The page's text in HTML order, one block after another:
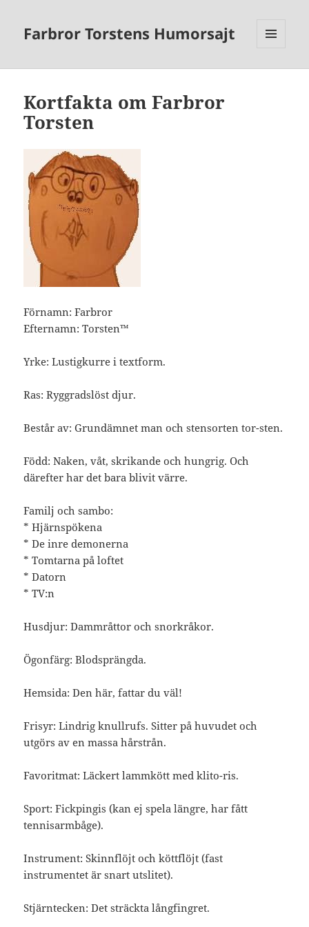
Farbror Torstens Humorsajt
Kortfakta om Farbror
Torsten
Förnamn: Farbror
Efternamn: Torsten™
Yrke: Lustigkurre i textform.
Ras: Ryggradslöst djur.
Består av: Grundämnet man och stensorten tor-sten.
Född: Naken, våt, skrikande och hungrig. Och
därefter har det bara blivit värre.
Familj och sambo:
* Hjärnspökena
* De inre demonerna
* Tomtarna på loftet
* Datorn
* TV:n
Husdjur: Dammråttor och snorkråkor.
Ögonfärg: Blodsprängda.
Hemsida: Den här, fattar du väl!
Frisyr: Lindrig knullrufs. Sitter på huvudet och
utgörs av en massa hårstrån.
Favoritmat: Läckert lammkött med klito-ris.
Sport: Fickpingis (kan ej spela längre, har fått
tennisarmbåge).
Instrument: Skinnflöjt och köttflöjt (fast
instrumentet är snart utslitet).
Stjärntecken: Det sträckta långfingret.